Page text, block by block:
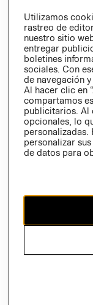
Ecuador ($)
CAMBIAR REGIÓN
propiedad de H&M
Utilizamos
rastreo de
nuestro sitio
entregar
boletines
sociales. Con
de navegación
Al hacer clic en
compartamos
publicitarios. Al
opcionales, lo
personalizadas.
personalizar
de datos para